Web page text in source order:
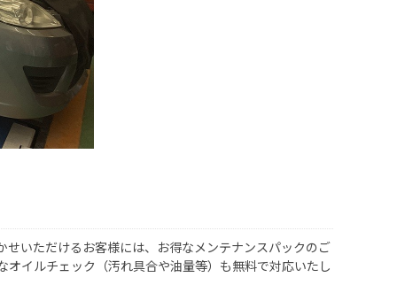
いただけるお客様には、お得なメンテナンスパックのご
イルチェック（汚れ具合や油量等）も無料で対応いたし